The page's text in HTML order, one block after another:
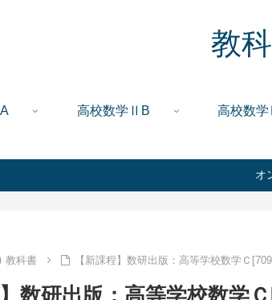
教
高校数学ⅡB 高校数
オ
教科書 【新課程】数研出版：高等学校数学Ｃ